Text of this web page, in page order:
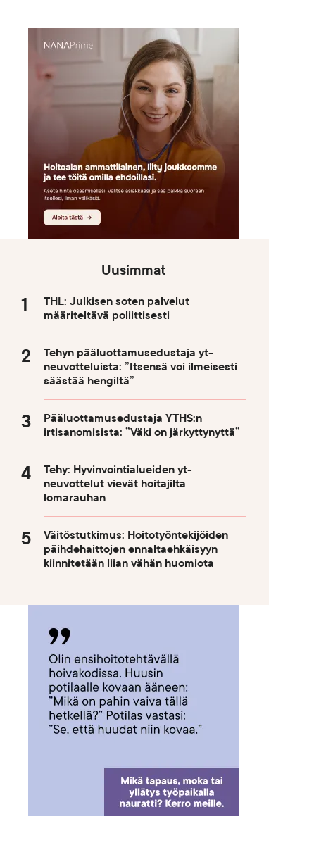
Uusimmat
THL: Julkisen soten palvelut
määriteltävä poliittisesti
Tehyn pääluottamusedustaja yt-
neuvotteluista: ”Itsensä voi ilmeisesti
säästää hengiltä”
Pääluottamusedustaja YTHS:n
irtisanomisista: ”Väki on järkyttynyttä”
Tehy: Hyvinvointialueiden yt-
neuvottelut vievät hoitajilta
lomarauhan
Väitöstutkimus: Hoitotyöntekijöiden
päihdehaittojen ennaltaehkäisyyn
kiinnitetään liian vähän huomiota